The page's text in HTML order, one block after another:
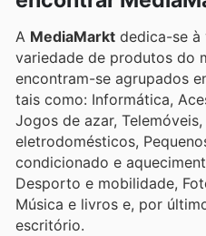
A MediaMarkt dedica-se à
variedade de produtos do
encontram-se agrupados
tais como: Informática,
Jogos de azar,
eletrodomésticos,
condicionado e
Desporto e mobilidade,
Música e livros e, por
escritório.